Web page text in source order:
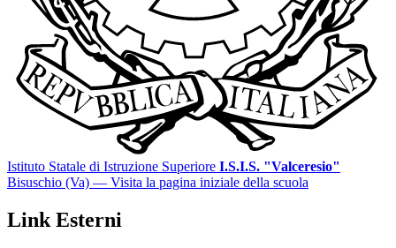
Istituto Statale di Istruzione Superiore I.S.I.S. "Valceresio"
Bisuschio (Va) — Visita la pagina iniziale della scuola
Link Esterni